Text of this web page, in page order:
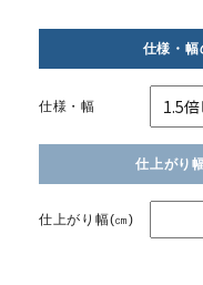
仕様・幅
仕様・幅
仕上がり
仕上がり幅(㎝)